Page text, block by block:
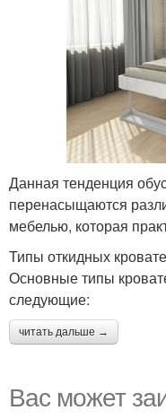
Данная тенденция
перенасыщаются
мебелью, которая
Типы откидных
Основные типы
следующие:
читать дальше →
Вас может